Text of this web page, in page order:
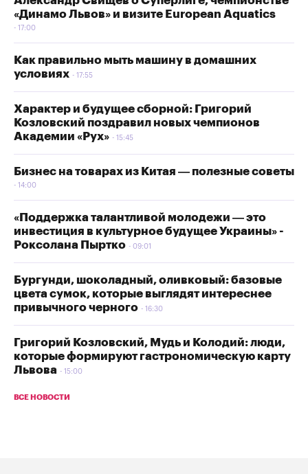
«Динамо Львов» и визите European Aquatics
17:00
Как правильно мыть машину в домашних
условиях
17:55
Характер и будущее сборной: Григорий
Козловский поздравил новых чемпионов
Академии «Рух»
15:45
Бизнес на товарах из Китая — полезные советы
14:00
«Поддержка талантливой молодежи — это
инвестиция в культурное будущее Украины» -
Роксолана Пыртко
09:01
Бургунди, шоколадный, оливковый: базовые
цвета сумок, которые выглядят интереснее
привычного черного
16:30
Григорий Козловский, Мудь и Колодий: люди,
которые формируют гастрономическую карту
Львова
15:00
ВСЕ НОВОСТИ